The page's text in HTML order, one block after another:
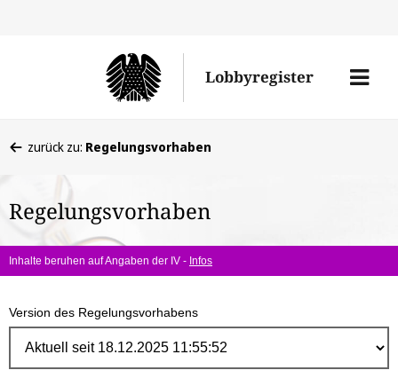
Lobbyregister
Menü
befinden
hier:
zurück zu: Regelungsvorhaben
Regelungsvorhaben
Inhalte beruhen auf Angaben der IV - Infos
Version des Regelungsvorhabens